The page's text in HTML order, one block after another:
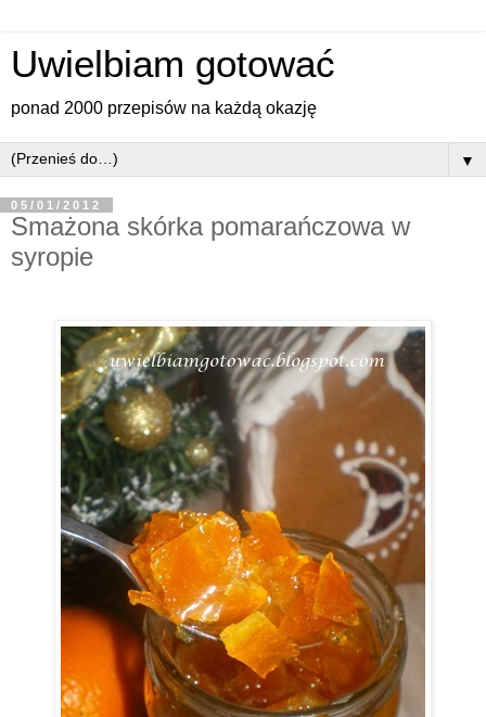
Uwielbiam gotować
ponad 2000 przepisów na każdą okazję
▼
05/01/2012
Smażona skórka pomarańczowa w
syropie